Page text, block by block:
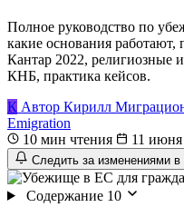
Полное руководство по
какие основания работают,
Кантар 2022, религиозные
КНБ, практика кейсов.
К Автор Кирилл
Emigration
10 мин чтения
11 июня
Следить за изменениями в
Содержание 10